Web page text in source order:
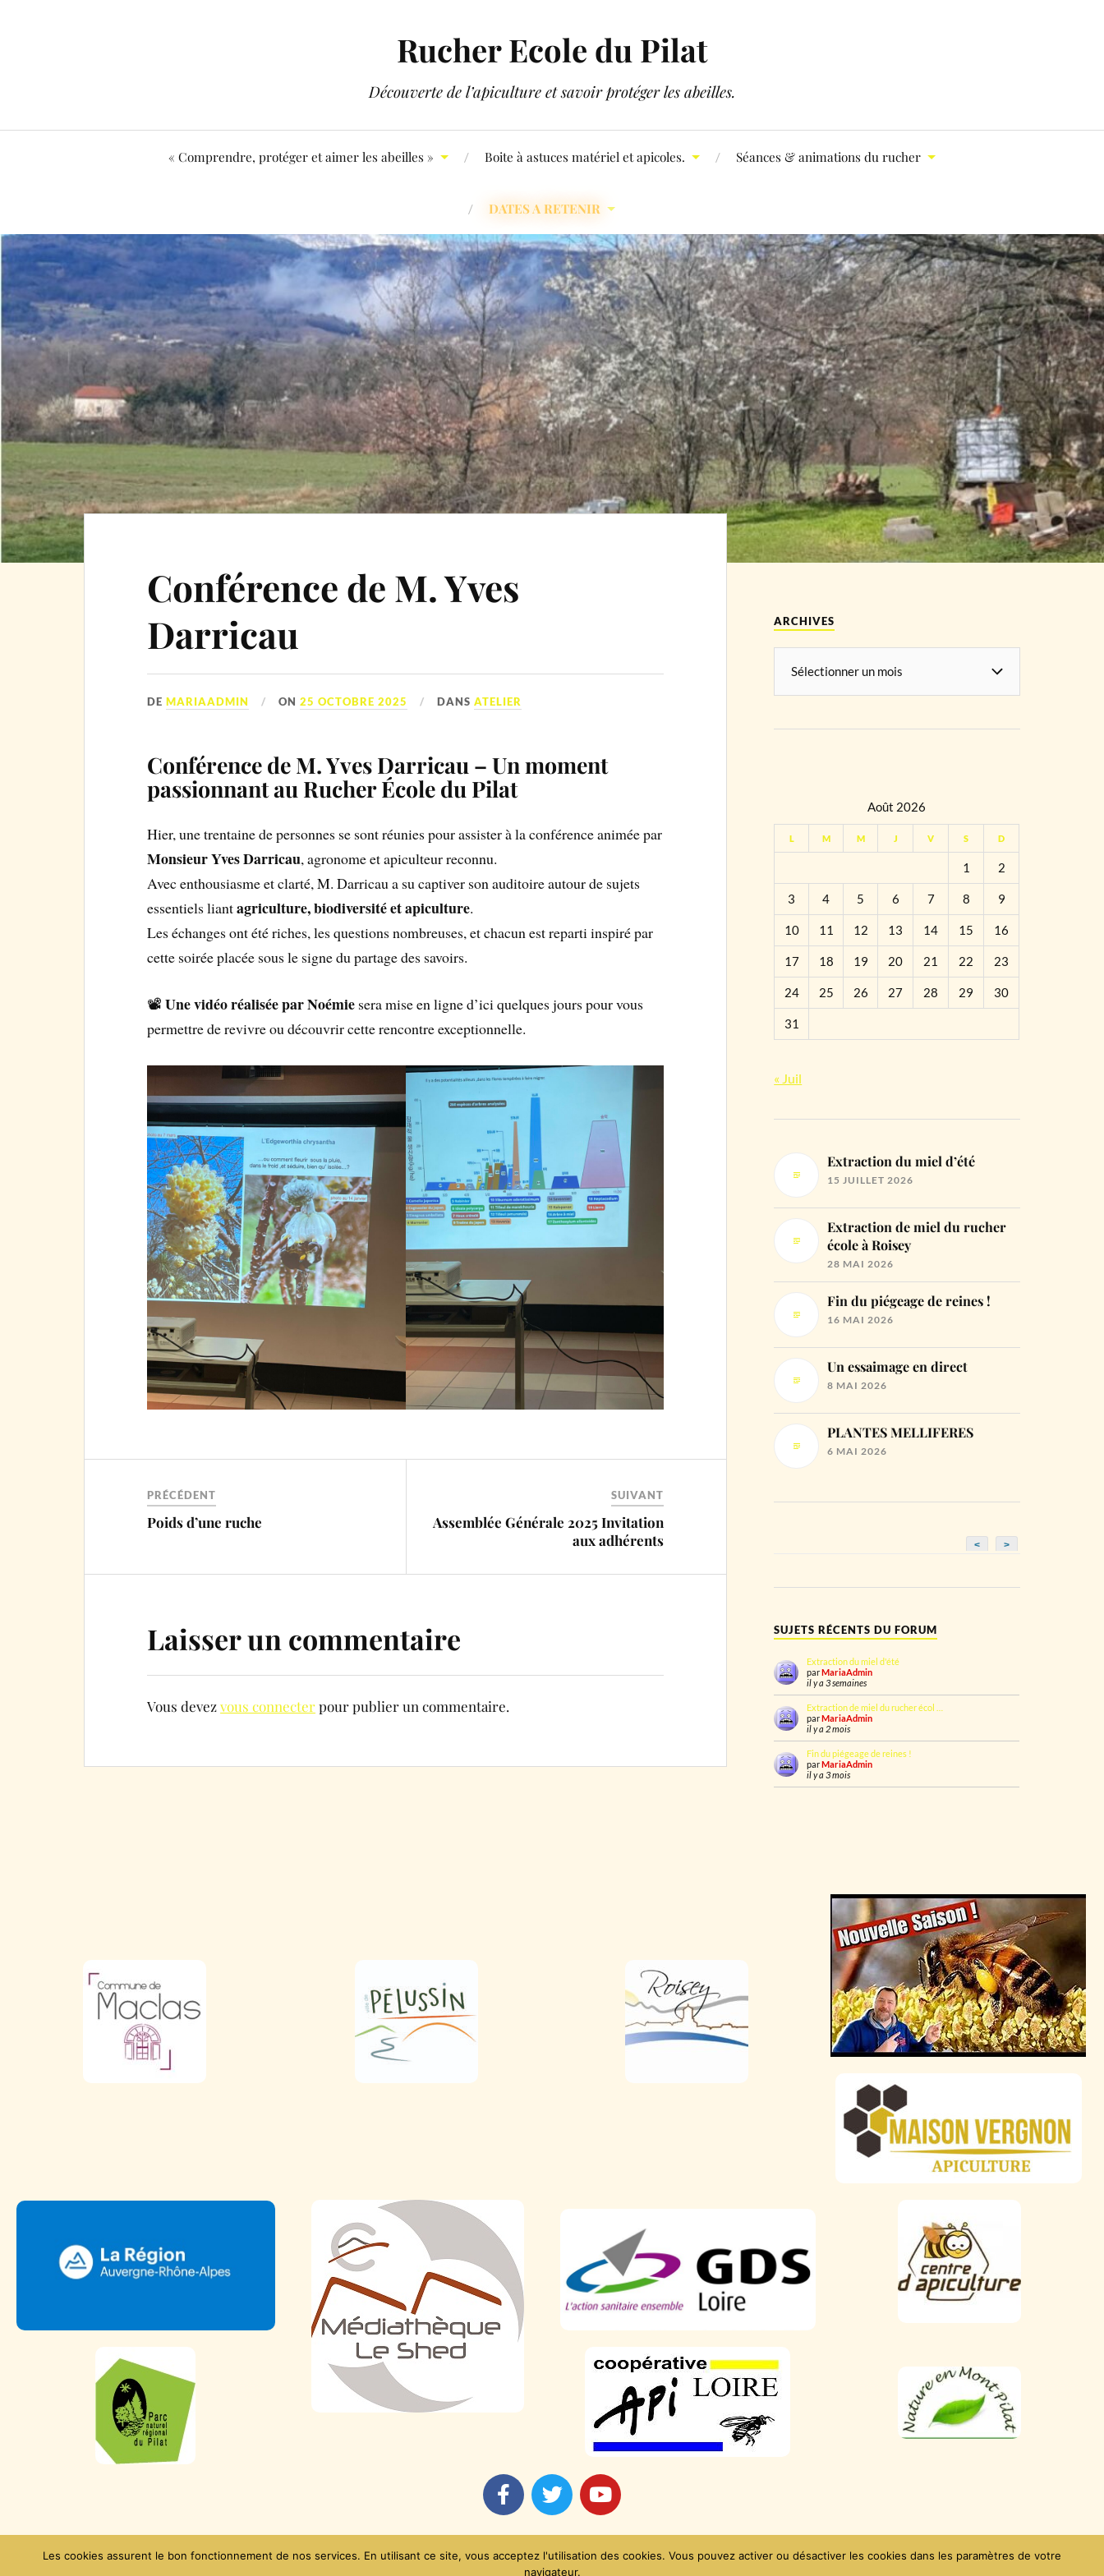
Rucher Ecole du Pilat
Découverte de l’apiculture et savoir protéger les abeilles.
« Comprendre, protéger et aimer les abeilles » Boite à astuces matériel et apicoles. Séances & animations du rucher
DATES A RETENIR
Conférence de M. Yves
Darricau
DEMARIAADMIN ON25 OCTOBRE 2025 DANSATELIER
Conférence de M. Yves Darricau – Un moment
passionnant au Rucher École du Pilat
Hier, une trentaine de personnes se sont réunies pour assister à la conférence animée par
Monsieur Yves Darricau, agronome et apiculteur reconnu.
Avec enthousiasme et clarté, M. Darricau a su captiver son auditoire autour de sujets
essentiels liantagriculture, biodiversité et apiculture.
Les échanges ont été riches, les questions nombreuses, et chacun est reparti inspiré par
cette soirée placée sous le signe du partage des savoirs.
📽️Une vidéo réalisée par Noémie sera mise en ligne d’ici quelques jours pour vous
permettre de revivre ou découvrir cette rencontre exceptionnelle.
PRÉCÉDENT
Poids d’une ruche
SUIVANT
Assemblée Générale 2025 Invitation
aux adhérents
Laisser un commentaire
Vous devezvous connecterpour publier un commentaire.
ARCHIVES
Août 2026
L M M J V S D
1 2
3 4 5 6 7 8 9
10 11 12 13 14 15 16
17 18 19 20 21 22 23
24 25 26 27 28 29 30
31
« Juil
Extraction du miel d’été
15 JUILLET 2026
Extraction de miel du rucher
école à Roisey
28 MAI 2026
Fin du piégeage de reines !
16 MAI 2026
Un essaimage en direct
8 MAI 2026
PLANTES MELLIFERES
6 MAI 2026
< >
SUJETS RÉCENTS DU FORUM
Extraction du miel d'été
parMariaAdmin
il y a 3 semaines
Extraction de miel du rucher écol …
parMariaAdmin
il y a 2 mois
Fin du piégeage de reines !
parMariaAdmin
il y a 3 mois
Données personnelles Mentions légales Contact
Les cookies assurent le bon fonctionnement de nos services. En utilisant ce site, vous acceptez l'utilisation des cookies. Vous pouvez activer ou désactiver les cookies dans les paramètres de votre
navigateur.